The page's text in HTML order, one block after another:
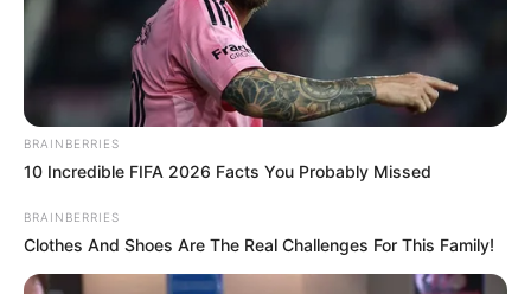
BRAINBERRIES
10 Incredible FIFA 2026 Facts You Probably Missed
BRAINBERRIES
Clothes And Shoes Are The Real Challenges For This Family!